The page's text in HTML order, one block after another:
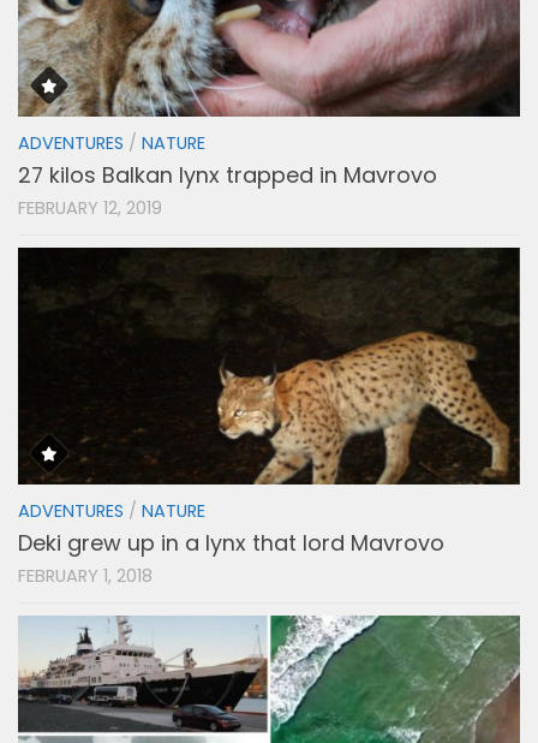
ADVENTURES / NATURE
27 kilos Balkan lynx trapped in Mavrovo
FEBRUARY 12, 2019
ADVENTURES / NATURE
Deki grew up in a lynx that lord Mavrovo
FEBRUARY 1, 2018